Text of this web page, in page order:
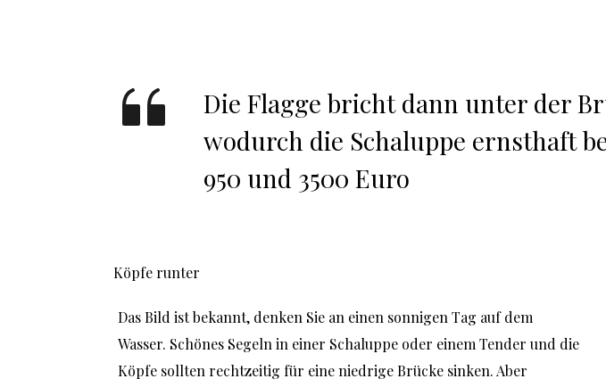
Die Flagge bricht dann unter der
wodurch die Schaluppe ernsthaft
950 und 3500 Euro
Köpfe runter
Das Bild ist bekannt, denken Sie an einen sonnigen Tag auf dem
Wasser. Schönes Segeln in einer Schaluppe oder einem Tender und die
Köpfe sollten rechtzeitig für eine niedrige Brücke sinken. Aber